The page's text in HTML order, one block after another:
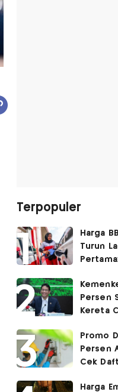
Terpopuler
Harga
Turun
Persen
Kereta
Promo
Persen
Cek
Harga